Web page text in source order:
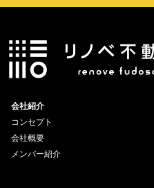
会社紹介
コンセプト
会社概要
メンバー紹介